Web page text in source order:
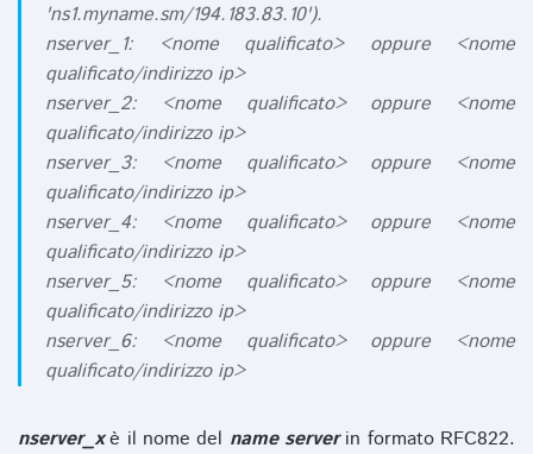
'ns1.myname.sm/194.183.83.10').
nserver_1: <nome qualificato> oppure <nome
qualificato/indirizzo ip>
nserver_2: <nome qualificato> oppure <nome
qualificato/indirizzo ip>
nserver_3: <nome qualificato> oppure <nome
qualificato/indirizzo ip>
nserver_4: <nome qualificato> oppure <nome
qualificato/indirizzo ip>
nserver_5: <nome qualificato> oppure <nome
qualificato/indirizzo ip>
nserver_6: <nome qualificato> oppure <nome
qualificato/indirizzo ip>
nserver_xè il nome del name serverin formato RFC822.